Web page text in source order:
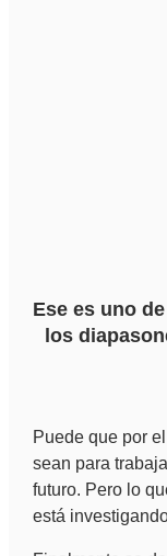
Ese es uno
los
Puede que por
sean para
futuro. Pero lo
está